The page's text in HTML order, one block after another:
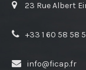
23 Rue Albert
+33 1 60 58 58
info@ficap.fr